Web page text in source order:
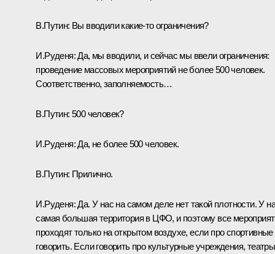
В.Путин: Вы вводили какие-то ограничения?
И.Руденя:Да, мы вводили, и сейчас мы ввели ограничения:
проведение массовых мероприятий не более 500 человек.
Соответственно, заполняемость…
В.Путин: 500 человек?
И.Руденя:Да, не более 500 человек.
В.Путин: Прилично.
И.Руденя:Да. У нас на самом деле нет такой плотности. У
самая большая территория в ЦФО, и поэтому все
проходят только на открытом воздухе, если про спортивные
говорить. Если говорить про культурные учреждения,